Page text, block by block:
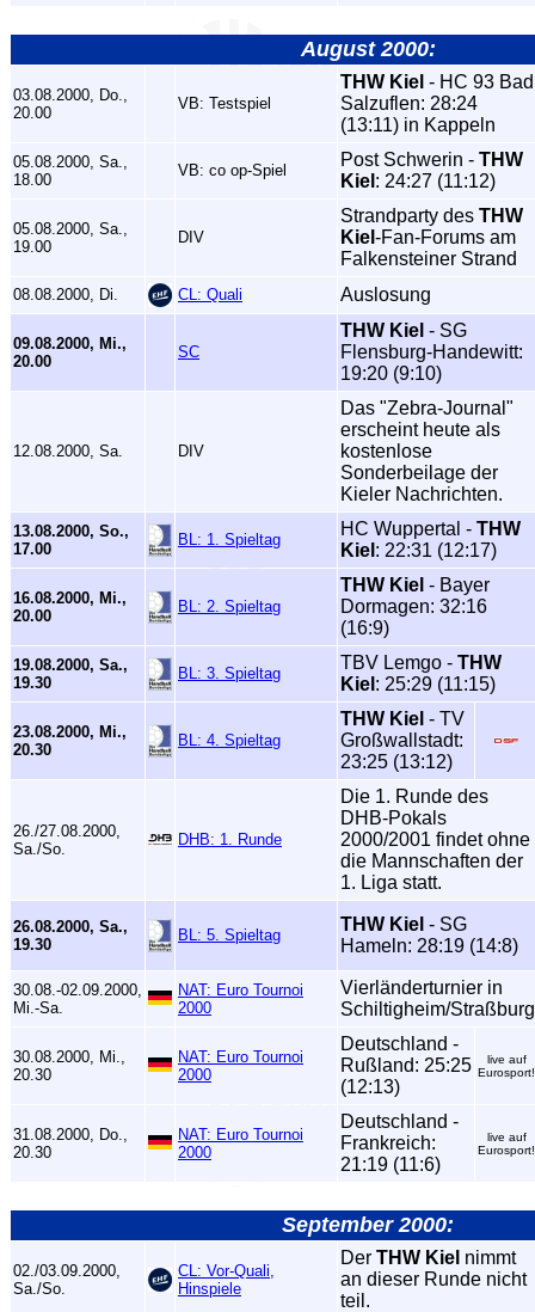
August 2000:
03.08.2000, Do.,
20.00
VB: Testspiel
THW Kiel - HC 93 Bad
Salzuflen: 28:24
(13:11) in Kappeln
05.08.2000, Sa.,
18.00
VB: co op-Spiel
Post Schwerin - THW
Kiel : 24:27 (11:12)
05.08.2000, Sa.,
19.00
DIV
Strandparty des THW
Kiel -Fan-Forums am
Falkensteiner Strand
08.08.2000, Di. CL: Quali Auslosung
09.08.2000, Mi.,
20.00
SC
THW Kiel - SG
Flensburg-Handewitt:
19:20 (9:10)
12.08.2000, Sa. DIV
Das "Zebra-Journal"
erscheint heute als
kostenlose
Sonderbeilage der
Kieler Nachrichten.
13.08.2000, So.,
17.00
BL: 1. Spieltag
HC Wuppertal - THW
Kiel : 22:31 (12:17)
16.08.2000, Mi.,
20.00
BL: 2. Spieltag
THW Kiel - Bayer
Dormagen: 32:16
(16:9)
19.08.2000, Sa.,
19.30
BL: 3. Spieltag
TBV Lemgo - THW
Kiel : 25:29 (11:15)
23.08.2000, Mi.,
20.30
BL: 4. Spieltag
THW Kiel - TV
Großwallstadt:
23:25 (13:12)
26./27.08.2000,
Sa./So.
DHB: 1. Runde
Die 1. Runde des
DHB-Pokals
2000/2001 findet ohne
die Mannschaften der
1. Liga statt.
26.08.2000, Sa.,
19.30
BL: 5. Spieltag
THW Kiel - SG
Hameln: 28:19 (14:8)
30.08.-02.09.2000,
Mi.-Sa.
NAT: Euro Tournoi
2000
Vierländerturnier in
Schiltigheim/Straßburg
30.08.2000, Mi.,
20.30
NAT: Euro Tournoi
2000
Deutschland -
Rußland: 25:25
(12:13)
live auf
Eurosport!
31.08.2000, Do.,
20.30
NAT: Euro Tournoi
2000
Deutschland -
Frankreich:
21:19 (11:6)
live auf
Eurosport!
September 2000:
02./03.09.2000,
Sa./So.
CL: Vor-Quali,
Hinspiele
Der THW Kiel nimmt
an dieser Runde nicht
teil.